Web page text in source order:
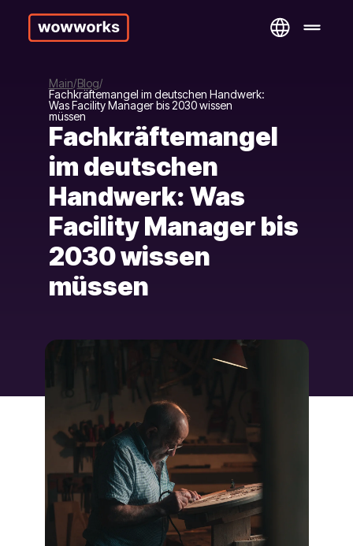
Main Blog
Fachkräftemangel im deutschen Handwerk:
Was Facility Manager bis 2030 wissen
müssen
Fachkräftemangel
im deutschen
Handwerk: Was
Facility Manager bis
2030 wissen
müssen